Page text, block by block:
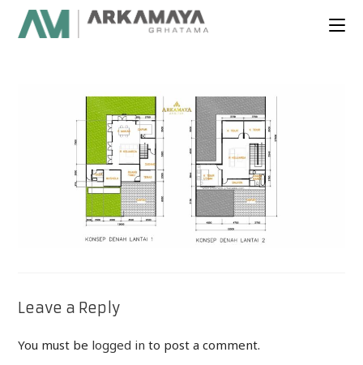
Leave a Reply
You must be logged in to post a comment.